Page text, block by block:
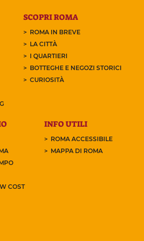
SCOPRI ROMA
ROMA IN BREVE
LA CITTÀ
I QUARTIERI
BOTTEGHE E NEGOZI STORICI
CURIOSITÀ
COST
INFO UTILI
ROMA ACCESSIBILE
MAPPA DI ROMA